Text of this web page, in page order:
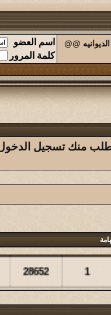
@@ اسم العضو
كلمة المرور
يتطلب منك تسجيل
مشاركات
1
28652
126
146216